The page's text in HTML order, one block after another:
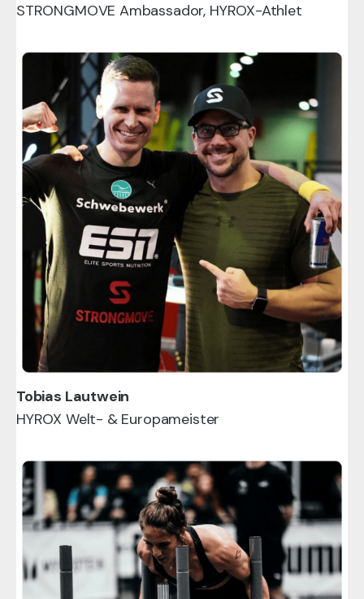
STRONGMOVE Ambassador, HYROX-Athlet
Tobias Lautwein
HYROX Welt- & Europameister